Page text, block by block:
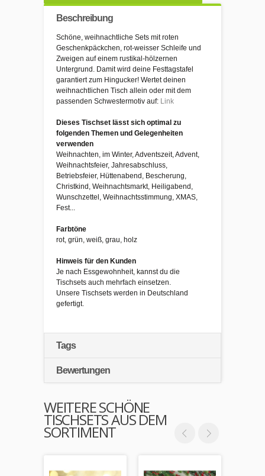
Beschreibung
Schöne, weihnachtliche Sets mit roten
Geschenkpäckchen, rot-weisser Schleife und
Zweigen auf einem rustikal-hölzernen
Untergrund. Damit wird deine Festtagstafel
garantiert zum Hingucker! Wertet deinen
weihnachtlichen Tisch allein oder mit dem
passenden Schwestermotiv auf: Link
Dieses Tischset lässt sich optimal zu
folgenden Themen und Gelegenheiten
verwenden
Weihnachten, im Winter, Adventszeit, Advent,
Weihnachtsfeier, Jahresabschluss,
Betriebsfeier, Hüttenabend, Bescherung,
Christkind, Weihnachtsmarkt, Heiligabend,
Wunschzettel, Weihnachtsstimmung, XMAS,
Fest...
Farbtöne
rot, grün, weiß, grau, holz
Hinweis für den Kunden
Je nach Essgewohnheit, kannst du die
Tischsets auch mehrfach einsetzen.
Unsere Tischsets werden in Deutschland
gefertigt.
Tags
Bewertungen
WEITERE SCHÖNE
TISCHSETS AUS DEM
SORTIMENT